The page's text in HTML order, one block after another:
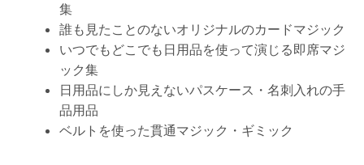
集
誰も見たことのないオリジナルのカードマジック
いつでもどこでも日用品を使って演じる即席マジ
ック集
日用品にしか見えないパスケース・名刺入れの手
品用品
ベルトを使った貫通マジック・ギミック